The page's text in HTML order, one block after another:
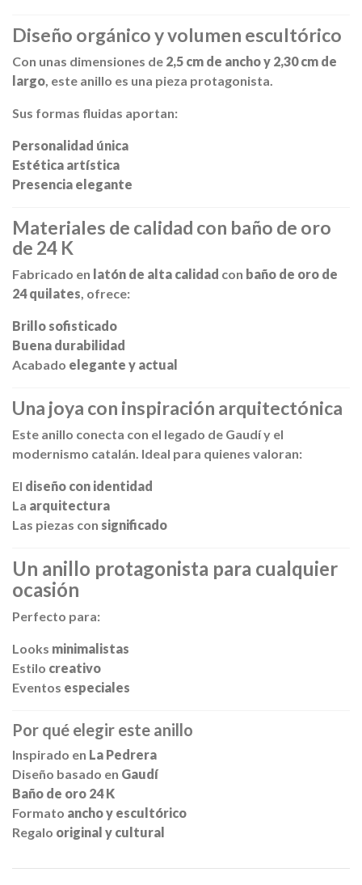
Diseño orgánico y volumen escultórico
Con unas dimensiones de 2,5 cm de ancho y 2,30 cm de
largo , este anillo es una pieza protagonista.
Sus formas fluidas aportan:
Personalidad única
Estética artística
Presencia elegante
Materiales de calidad con baño de oro
de 24 K
Fabricado en latón de alta calidad con baño de oro de
24 quilates , ofrece:
Brillo sofisticado
Buena durabilidad
Acabado elegante y actual
Una joya con inspiración arquitectónica
Este anillo conecta con el legado de Gaudí y el
modernismo catalán. Ideal para quienes valoran:
El diseño con identidad
La arquitectura
Las piezas con significado
Un anillo protagonista para cualquier
ocasión
Perfecto para:
Looks minimalistas
Estilo creativo
Eventos especiales
Por qué elegir este anillo
Inspirado en La Pedrera
Diseño basado en Gaudí
Baño de oro 24 K
Formato ancho y escultórico
Regalo original y cultural